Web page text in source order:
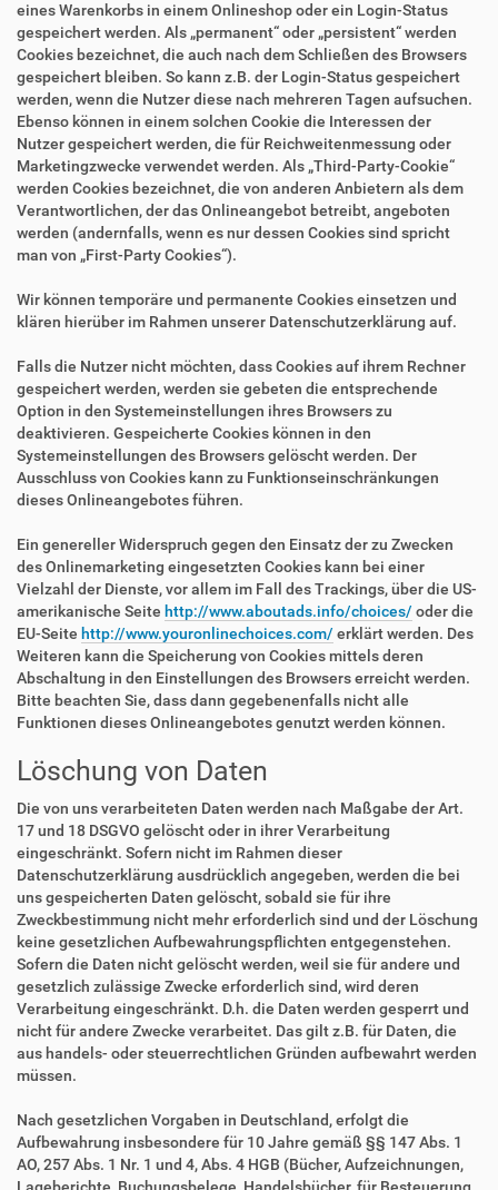
eines Warenkorbs in einem Onlineshop oder ein Login-Status
gespeichert werden. Als „permanent“ oder „persistent“ werden
Cookies bezeichnet, die auch nach dem Schließen des Browsers
gespeichert bleiben. So kann z.B. der Login-Status gespeichert
werden, wenn die Nutzer diese nach mehreren Tagen aufsuchen.
Ebenso können in einem solchen Cookie die Interessen der
Nutzer gespeichert werden, die für Reichweitenmessung oder
Marketingzwecke verwendet werden. Als „Third-Party-Cookie“
werden Cookies bezeichnet, die von anderen Anbietern als dem
Verantwortlichen, der das Onlineangebot betreibt, angeboten
werden (andernfalls, wenn es nur dessen Cookies sind spricht
man von „First-Party Cookies“).
Wir können temporäre und permanente Cookies einsetzen und
klären hierüber im Rahmen unserer Datenschutzerklärung auf.
Falls die Nutzer nicht möchten, dass Cookies auf ihrem Rechner
gespeichert werden, werden sie gebeten die entsprechende
Option in den Systemeinstellungen ihres Browsers zu
deaktivieren. Gespeicherte Cookies können in den
Systemeinstellungen des Browsers gelöscht werden. Der
Ausschluss von Cookies kann zu Funktionseinschränkungen
dieses Onlineangebotes führen.
Ein genereller Widerspruch gegen den Einsatz der zu Zwecken
des Onlinemarketing eingesetzten Cookies kann bei einer
Vielzahl der Dienste, vor allem im Fall des Trackings, über die US-
amerikanische Seite http://www.aboutads.info/choices/ oder die
EU-Seite http://www.youronlinechoices.com/ erklärt werden. Des
Weiteren kann die Speicherung von Cookies mittels deren
Abschaltung in den Einstellungen des Browsers erreicht werden.
Bitte beachten Sie, dass dann gegebenenfalls nicht alle
Funktionen dieses Onlineangebotes genutzt werden können.
Löschung von Daten
Die von uns verarbeiteten Daten werden nach Maßgabe der Art.
17 und 18 DSGVO gelöscht oder in ihrer Verarbeitung
eingeschränkt. Sofern nicht im Rahmen dieser
Datenschutzerklärung ausdrücklich angegeben, werden die bei
uns gespeicherten Daten gelöscht, sobald sie für ihre
Zweckbestimmung nicht mehr erforderlich sind und der Löschung
keine gesetzlichen Aufbewahrungspflichten entgegenstehen.
Sofern die Daten nicht gelöscht werden, weil sie für andere und
gesetzlich zulässige Zwecke erforderlich sind, wird deren
Verarbeitung eingeschränkt. D.h. die Daten werden gesperrt und
nicht für andere Zwecke verarbeitet. Das gilt z.B. für Daten, die
aus handels- oder steuerrechtlichen Gründen aufbewahrt werden
müssen.
Nach gesetzlichen Vorgaben in Deutschland, erfolgt die
Aufbewahrung insbesondere für 10 Jahre gemäß §§ 147 Abs. 1
AO, 257 Abs. 1 Nr. 1 und 4, Abs. 4 HGB (Bücher, Aufzeichnungen,